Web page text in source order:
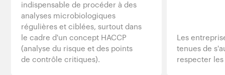
indispensable de procéder à des
analyses microbiologiques
régulières et ciblées, surtout dans
le cadre d'un concept HACCP
(analyse du risque et des points
de contrôle critiques).
Les
tenues de
respecter